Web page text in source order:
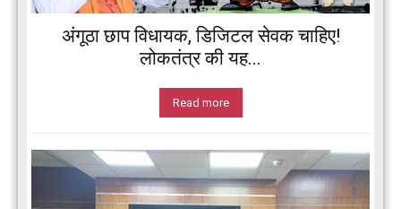
अंगूठा छाप विधायक, डिजिटल सेवक चाहिए!
लोकतंत्र की यह...
Read more